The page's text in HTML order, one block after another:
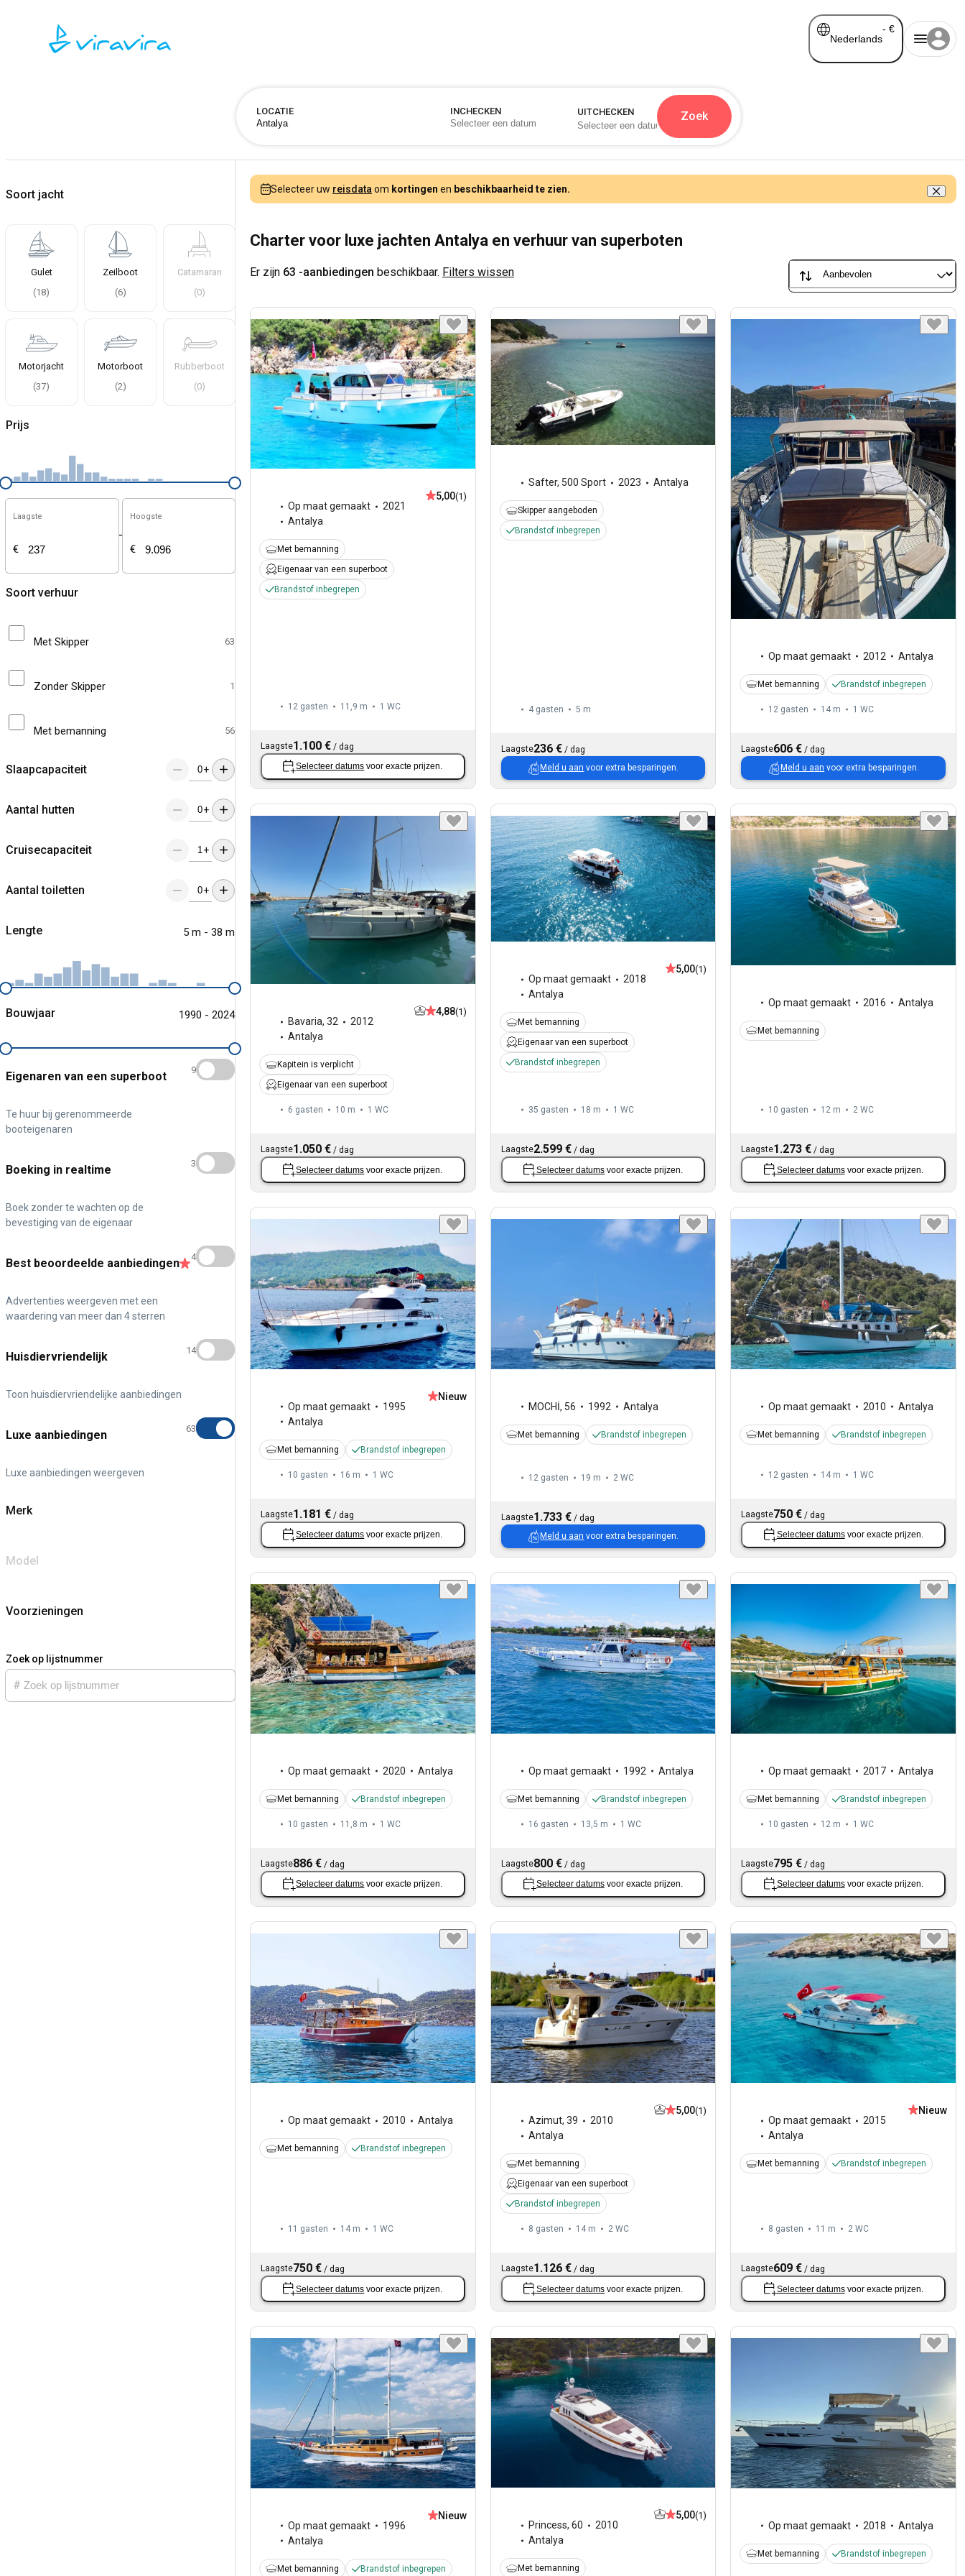
Nederlands
- €
LOCATIE INCHECKEN UITCHECKEN Zoek
Soort jacht
Gulet
(18)
Zeilboot
(6)
Catamaran
(0)
Motorjacht
(37)
Motorboot
(2)
Rubberboot
(0)
Prijs
Laagste
€
-
Hoogste
€
Soort verhuur
Met Skipper 63
Zonder Skipper 1
Met bemanning 56
Slaapcapaciteit +
Aantal hutten +
Cruisecapaciteit +
Aantal toiletten +
Lengte 5 m - 38 m
Bouwjaar 1990 - 2024
Eigenaren van een superboot
Te huur bij gerenommeerde
booteigenaren
9
Boeking in realtime
Boek zonder te wachten op de
bevestiging van de eigenaar
3
Best beoordeelde aanbiedingen
Advertenties weergeven met een
waardering van meer dan 4 sterren
4
Huisdiervriendelijk
Toon huisdiervriendelijke aanbiedingen
14
Luxe aanbiedingen
Luxe aanbiedingen weergeven
63
Merk
Model
Voorzieningen
Zoek op lijstnummer
Selecteer uw reisdata om kortingen en beschikbaarheid te zien.
Charter voor luxe jachten Antalya en verhuur van superboten
Er zijn 63 -aanbiedingen beschikbaar. Filters wissen
Op maat gemaakt
2021
Antalya
5,00(1)
Met bemanning
Eigenaar van een superboot
Brandstof inbegrepen
12 gasten 11,9 m 1 WC
Laagste1.100 € / dag
Selecteer datums voor exacte prijzen.
Safter, 500 Sport 2023 Antalya
Skipper aangeboden
Brandstof inbegrepen
4 gasten 5 m
Laagste236 €/ dag
Meld u aan voor extra besparingen.
Op maat gemaakt 2012 Antalya
Met bemanning Brandstof inbegrepen
12 gasten 14 m 1 WC
Laagste606 € /dag
Meld u aan voor extra besparingen.
Bavaria, 32
2012
Antalya
4,88(1)
Kapitein is verplicht
Eigenaar van een superboot
6 gasten 10 m 1 WC
Laagste1.050 € / dag
Selecteer datums voor exacte prijzen.
Op maat gemaakt
2018
Antalya
5,00(1)
Met bemanning
Eigenaar van een superboot
Brandstof inbegrepen
35 gasten 18 m 1 WC
Laagste2.599 €/ dag
Selecteer datums voor exacte prijzen.
Op maat gemaakt 2016 Antalya
Met bemanning
10 gasten 12 m 2 WC
Laagste1.273 € /dag
Selecteer datums voor exacte prijzen.
Op maat gemaakt
1995
Antalya
Nieuw
Met bemanning Brandstof inbegrepen
10 gasten 16 m 1 WC
Laagste1.181 € / dag
Selecteer datums voor exacte prijzen.
MOCHİ, 56 1992 Antalya
Met bemanning Brandstof inbegrepen
12 gasten 19 m 2 WC
Laagste1.733 €/ dag
Meld u aan voor extra besparingen.
Op maat gemaakt 2010 Antalya
Met bemanning Brandstof inbegrepen
12 gasten 14 m 1 WC
Laagste750 € /dag
Selecteer datums voor exacte prijzen.
Op maat gemaakt 2020 Antalya
Met bemanning Brandstof inbegrepen
10 gasten 11,8 m 1 WC
Laagste886 € / dag
Selecteer datums voor exacte prijzen.
Op maat gemaakt 1992 Antalya
Met bemanning Brandstof inbegrepen
16 gasten 13,5 m 1 WC
Laagste800 €/ dag
Selecteer datums voor exacte prijzen.
Op maat gemaakt 2017 Antalya
Met bemanning Brandstof inbegrepen
10 gasten 12 m 1 WC
Laagste795 € /dag
Selecteer datums voor exacte prijzen.
Op maat gemaakt 2010 Antalya
Met bemanning Brandstof inbegrepen
11 gasten 14 m 1 WC
Laagste750 € / dag
Selecteer datums voor exacte prijzen.
Azimut, 39
2010
Antalya
5,00(1)
Met bemanning
Eigenaar van een superboot
Brandstof inbegrepen
8 gasten 14 m 2 WC
Laagste1.126 €/ dag
Selecteer datums voor exacte prijzen.
Op maat gemaakt
2015
Antalya
Nieuw
Met bemanning Brandstof inbegrepen
8 gasten 11 m 2 WC
Laagste609 € /dag
Selecteer datums voor exacte prijzen.
Op maat gemaakt
1996
Antalya
Nieuw
Met bemanning Brandstof inbegrepen
Princess, 60
2010
Antalya
5,00(1)
Met bemanning
Op maat gemaakt 2018 Antalya
Met bemanning Brandstof inbegrepen